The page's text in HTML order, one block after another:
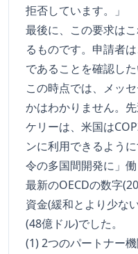
拒否しています。」
最後に、この要求は
るものです。申請者
であることを確認し
この時点では、メッ
かはわかりません。
ケリーは、米国は
ンに利用できるよう
令の多国間開発に」働
最新のOECDの数字
資金(緩和とより少な
(48億ドル)でした。
(1) 2つのパートナー